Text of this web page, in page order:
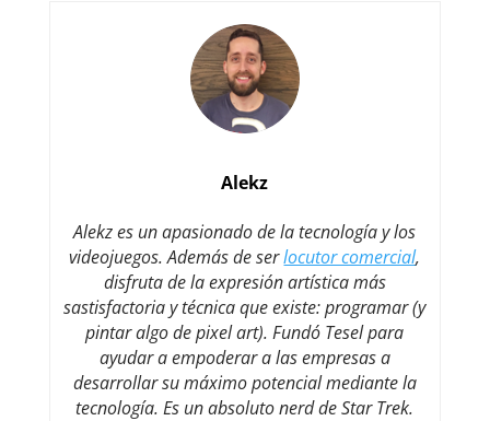
Alekz
Alekz es un apasionado de la tecnología y los
videojuegos. Además de serlocutor comercial,
disfruta de la expresión artística más
sastisfactoria y técnica que existe: programar (y
pintar algo de pixel art). Fundó Tesel para
ayudar a empoderar a las empresas a
desarrollar su máximo potencial mediante la
tecnología. Es un absoluto nerd de Star Trek.